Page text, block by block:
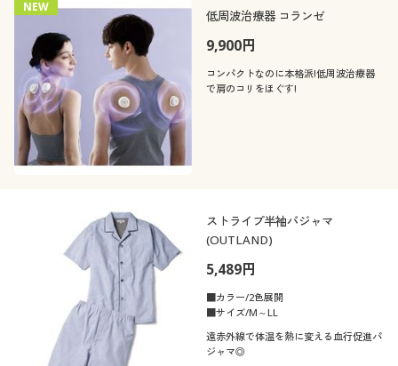
NEW
低周波治療器 コランゼ
9,900円
コンパクトなのに本格派!低周波治療器
で肩のコリをほぐす!
ストライプ半袖パジャマ
(OUTLAND)
5,489円
■カラー/2色展開
■サイズ/M～LL
遠赤外線で体温を熱に変える血行促進パ
ジャマ◎